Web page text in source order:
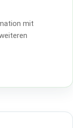
mit